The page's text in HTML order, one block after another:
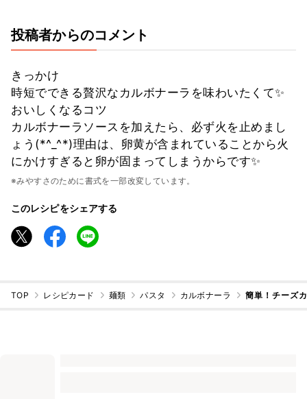
投稿者からのコメント
きっかけ
時短でできる贅沢なカルボナーラを味わいたくて✨
おいしくなるコツ
カルボナーラソースを加えたら、必ず火を止めまし
ょう(*^_^*)理由は、卵黄が含まれていることから火
にかけすぎると卵が固まってしまうからです✨
※みやすさのために書式を一部改変しています。
このレシピをシェアする
TOP レシピカード 麺類 パスタ カルボナーラ 簡単！チーズ